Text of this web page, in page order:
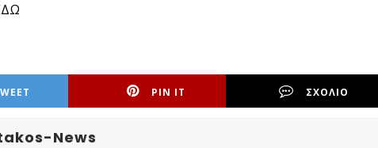
PIN IT ΣΧΟΛΙΟ
News